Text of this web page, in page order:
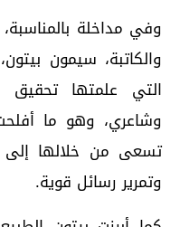
وفي مداخلة
والكاتبة، سيمون
التي علمتها
وشاعري، وهو ما
تسعى من خلالها
وتمرير رسائل قوية.